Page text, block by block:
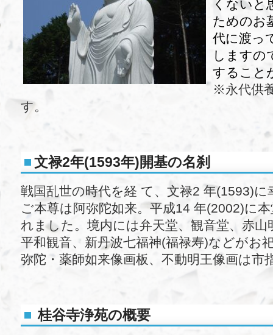
くないと
ためのお
代に渡っ
しますの
すること
※永代供
す。
文禄2年(1593年)開基の名刹
戦国乱世の時代を経 て、文禄2 年(1593)に
ご本尊は阿弥陀如来。平成14 年(2002)に
れました。境内には弁天堂、観音堂、赤山
平和観音、新丹波七福神(福禄寿)などがお
弥陀・薬師如来像画板、不動明王像画は市
桂谷寺浄苑の概要